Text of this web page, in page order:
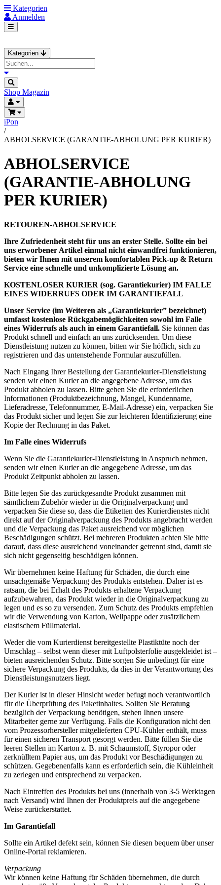
Kategorien
Anmelden
Kategorien
Shop Magazin
iPon
/
ABHOLSERVICE (GARANTIE-ABHOLUNG PER KURIER)
ABHOLSERVICE
(GARANTIE-ABHOLUNG
PER KURIER)
RETOUREN-ABHOLSERVICE
Ihre Zufriedenheit steht für uns an erster Stelle. Sollte ein bei
uns erworbener Artikel einmal nicht einwandfrei funktionieren,
bieten wir Ihnen mit unserem komfortablen Pick-up & Return
Service eine schnelle und unkomplizierte Lösung an.
KOSTENLOSER KURIER (sog. Garantiekurier) IM FALLE
EINES WIDERRUFS ODER IM GARANTIEFALL
Unser Service (im Weiteren als „Garantiekurier” bezeichnet)
umfasst kostenlose Rückgabemöglichkeiten sowohl im Falle
eines Widerrufs als auch in einem Garantiefall. Sie können das
Produkt schnell und einfach an uns zurücksenden. Um diese
Dienstleistung nutzen zu können, bitten wir Sie höflich, sich zu
registrieren und das untenstehende Formular auszufüllen.
Nach Eingang Ihrer Bestellung der Garantiekurier-Dienstleistung
senden wir einen Kurier an die angegebene Adresse, um das
Produkt abholen zu lassen. Bitte geben Sie die erforderlichen
Informationen (Produktbezeichnung, Mangel, Kundenname,
Lieferadresse, Telefonnummer, E-Mail-Adresse) ein, verpacken Sie
das Produkt sicher und legen Sie zur leichteren Identifizierung eine
Kopie der Rechnung in das Paket.
Im Falle eines Widerrufs
Wenn Sie die Garantiekurier-Dienstleistung in Anspruch nehmen,
senden wir einen Kurier an die angegebene Adresse, um das
Produkt Zeitpunkt abholen zu lassen.
Bitte legen Sie das zurückgesandte Produkt zusammen mit
sämtlichem Zubehör wieder in die Originalverpackung und
verpacken Sie diese so, dass die Etiketten des Kurierdienstes nicht
direkt auf der Originalverpackung des Produkts angebracht werden
und die Verpackung das Paket ausreichend vor möglichen
Beschädigungen schützt. Bei mehreren Produkten achten Sie bitte
darauf, dass diese ausreichend voneinander getrennt sind, damit sie
sich nicht gegenseitig beschädigen können.
Wir übernehmen keine Haftung für Schäden, die durch eine
unsachgemäße Verpackung des Produkts entstehen. Daher ist es
ratsam, die bei Erhalt des Produkts erhaltene Verpackung
aufzubewahren, das Produkt wieder in die Originalverpackung zu
legen und es so zu versenden. Zum Schutz des Produkts empfehlen
wir die Verwendung von Karton, Wellpappe oder zusätzlichem
elastischem Füllmaterial.
Weder die vom Kurierdienst bereitgestellte Plastiktüte noch der
Umschlag – selbst wenn dieser mit Luftpolsterfolie ausgekleidet ist –
bieten ausreichenden Schutz. Bitte sorgen Sie unbedingt für eine
sichere Verpackung des Produkts, da dies in der Verantwortung des
Dienstleistungsnutzers liegt.
Der Kurier ist in dieser Hinsicht weder befugt noch verantwortlich
für die Überprüfung des Paketinhaltes. Sollten Sie Beratung
bezüglich der Verpackung benötigen, stehen Ihnen unsere
Mitarbeiter gerne zur Verfügung. Falls die Konfiguration nicht den
vom Prozessorhersteller mitgelieferten CPU-Kühler enthält, muss
für einen sicheren Transport gesorgt werden. Bitte füllen Sie die
leeren Stellen im Karton z. B. mit Schaumstoff, Styropor oder
zerknülltem Papier aus, um das Produkt vor Beschädigungen zu
schützen. Gegebenenfalls kann es erforderlich sein, die Kühleinheit
zu zerlegen und entsprechend zu verpacken.
Nach Eintreffen des Produkts bei uns (innerhalb von 3-5 Werktagen
nach Versand) wird Ihnen der Produktpreis auf die angegebene
Weise zurückerstattet.
Im Garantiefall
Sollte ein Artikel defekt sein, können Sie diesen bequem über unser
Online-Portal reklamieren.
Verpackung
Wir können keine Haftung für Schäden übernehmen, die durch